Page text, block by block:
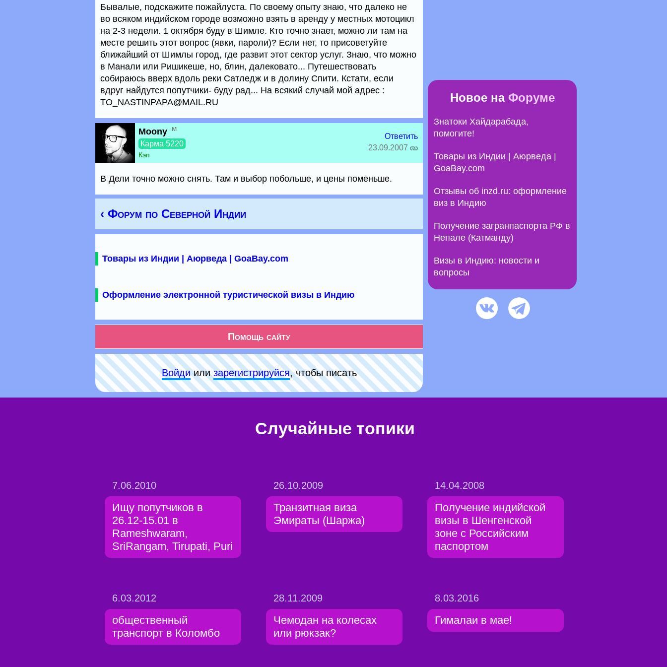
Бывалые, подскажите пожайлуста. По своему опыту знаю, что далеко не
во всяком индийском городе возможно взять в аренду у местных мотоцикл
на 2-3 недели. 1 октября буду в Шимле. Кто точно знает, можно ли там на
месте решить этот вопрос (явки, пароли)? Если нет, то присоветуйте
ближайший от Шимлы город, где развит этот сектор услуг. Знаю, что можно
в Манали или Ришикеше, но, блин, далековато... Путешествовать
собираюсь вверх вдоль реки Сатледж и в долину Спити. Кстати, если
вдруг найдутся попутчики- буду рад... На всякий случай мой адрес :
TO_NASTINPAPA@MAIL.RU
Moony м
Карма 5220
Кэп
Ответить
23.09.2007
В Дели точно можно снять. Там и выбор побольше, и цены поменьше.
‹ Форум по Северной Индии
Товары из Индии | Аюрведа | GoaBay.com
Оформление электронной туристической визы в Индию
Помощь сайту
Войдиилизарeгиcтpируйся, чтобы писать
Новое на Форуме
Знатоки Хайдарабада,
помогите!
Товары из Индии | Аюрведа |
GoaBay.com
Отзывы об inzd.ru: оформление
виз в Индию
Получение загранпаспорта РФ в
Непале (Катманду)
Визы в Индию: новости и
вопросы
Случайные топики
7.06.2010
Ищу попутчиков в
26.12-15.01 в
Rameshwaram,
SriRangam, Tirupati, Puri
26.10.2009
Транзитная виза
Эмираты (Шаржа)
14.04.2008
Получение индийской
визы в Шенгенской
зоне с Российским
паспортом
6.03.2012
общественный
транспорт в Коломбо
28.11.2009
Чемодан на колесах
или рюкзак?
8.03.2016
Гималаи в мае!